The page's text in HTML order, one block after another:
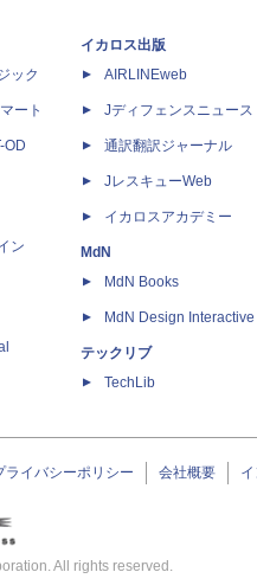
ック
ート
ン
イカロス出版
AIRLINEweb
Jディフェンスニュース
通訳翻訳ジャーナル
JレスキューWeb
イカロスアカデミー
MdN
MdN Books
MdN Design Interactive
テックリブ
TechLib
ライバシーポリシー 会社概要
All rights reserved.